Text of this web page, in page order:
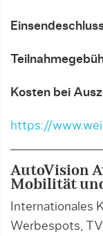
Kosten bei
https://
AutoVision
Mobilität
Internationales
Werbespots,